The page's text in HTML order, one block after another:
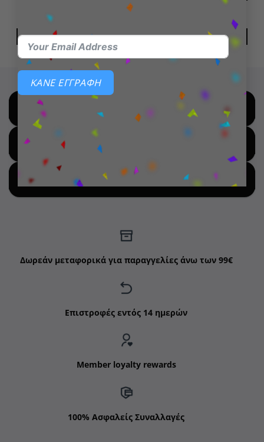
ΚΑΝΕ ΕΓΓΡΑΦΗ
15,99
ΔΙΑΒΆΣΤΕ ΠΕΡΙΣΣΌΤΕΡΑ ΔΙΑΒΆΣΤΕ ΠΕΡΙΣΣΌΤΕΡΑ
SHOP BY BRANDS
SHOP FOR HOT DEALS
SHOP BY NEW ARRIVALS
Δωρεάν μεταφορικά για παραγγελίες άνω των 99€
Επιστροφές εντός 14 ημερών
Member loyalty rewards
100% Ασφαλείς Συναλλαγές